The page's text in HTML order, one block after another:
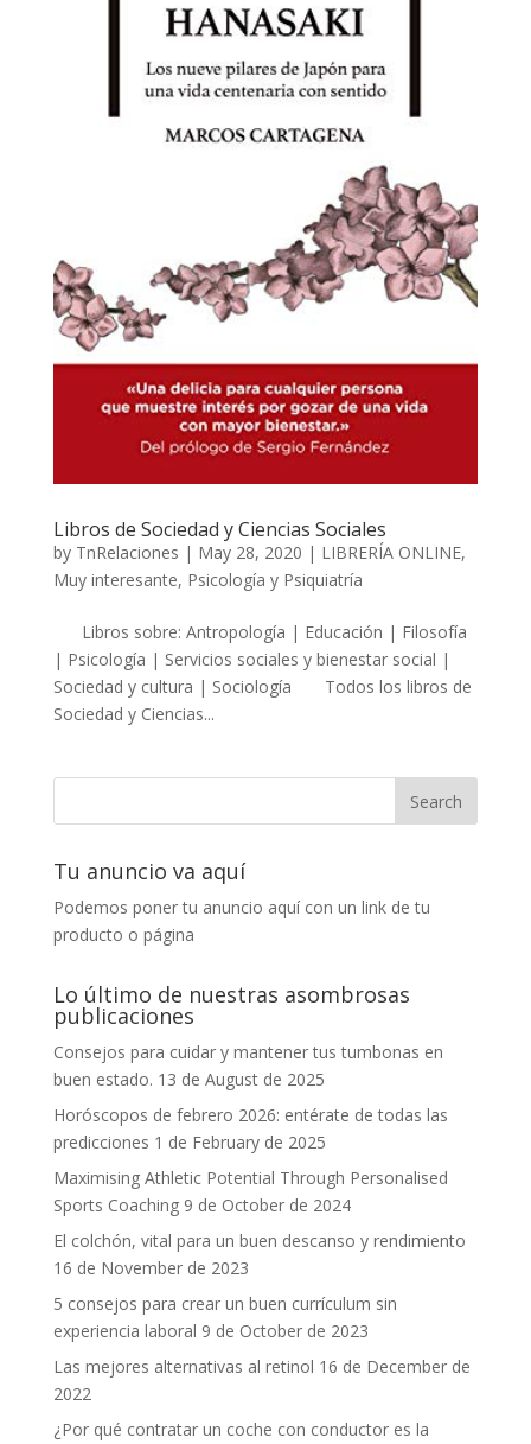
Libros de Sociedad y Ciencias Sociales
by TnRelaciones | May 28, 2020 | LIBRERÍA ONLINE,
Muy interesante, Psicología y Psiquiatría
Libros sobre: Antropología | Educación | Filosofía
| Psicología | Servicios sociales y bienestar social |
Sociedad y cultura | Sociología Todos los libros de
Sociedad y Ciencias...
Tu anuncio va aquí
Podemos poner tu anuncio aquí con un link de tu
producto o página
Lo último de nuestras asombrosas
publicaciones
Consejos para cuidar y mantener tus tumbonas en
buen estado. 13 de August de 2025
Horóscopos de febrero 2026: entérate de todas las
predicciones 1 de February de 2025
Maximising Athletic Potential Through Personalised
Sports Coaching 9 de October de 2024
El colchón, vital para un buen descanso y rendimiento
16 de November de 2023
5 consejos para crear un buen currículum sin
experiencia laboral 9 de October de 2023
Las mejores alternativas al retinol 16 de December de
2022
¿Por qué contratar un coche con conductor es la